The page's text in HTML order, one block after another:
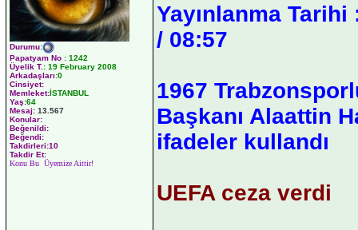
Durumu:
Papatyam No : 1242
Üyelik T.: 19 February 2008
Arkadaşları:0
Cinsiyet:
Memleket:İSTANBUL
Yaş:64
Mesaj: 13.567
Konular:
Beğenildi:
Beğendi:
Takdirleri:10
Takdir Et:
Konu Bu Üyemize Aittir!
Yayınlanma Tarihi
/ 08:57
1967
Başkanı Alaattin
ifadeler kullandı
UEFA ceza verdi